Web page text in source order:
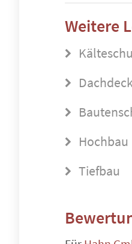
Weitere
Hochbau
Tiefbau